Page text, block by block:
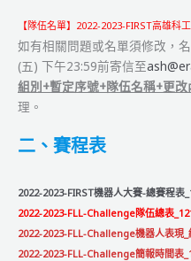
議】
公
告
【隊伍名單】2022-2023-FIRST高雄科
如有相關問題或名單須修改，
(五) 下午23:59前寄信至
組別+暫定序號+隊伍名稱+更改
理。
二、賽程表
2022-2023-FIRST機器人大賽-總賽程表
2022-2023-FLL-Challenge隊伍總表
2022-2023-FLL-Challenge機器人表現_
2022-2023-FLL-Challenge簡報時間表